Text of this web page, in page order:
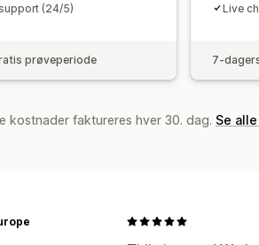
(24/5)
prøveperiode
Live
7-
kostnader faktureres hver 30. dag. Se